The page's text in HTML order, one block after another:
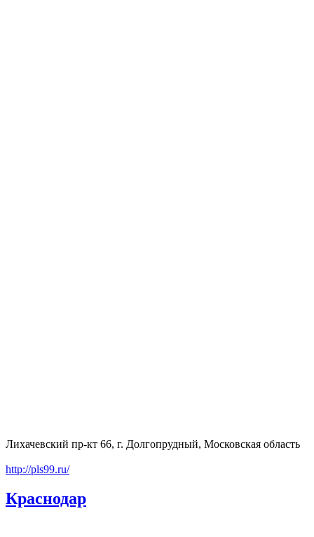
Лихачевский пр-кт 66, г. Долгопрудный, Московская область
http://pls99.ru/
Краснодар